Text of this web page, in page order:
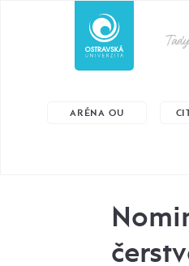
ARÉNA OU